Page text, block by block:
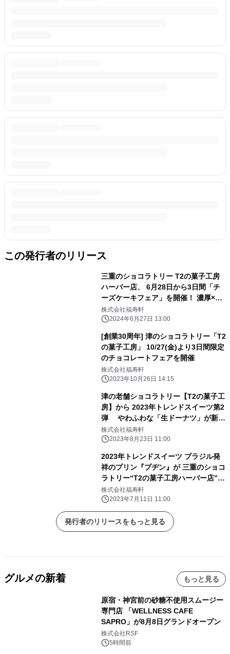
この発行者のリリース
三重のショコラトリー T2の菓子工房
ハーバー店、 6月28日から3日間「チ
ーズケーキフェア」を開催！ 濃厚×爽
やかさを追求したベイクドチーズケー
キ
株式会社福寿軒
2024年6月27日 13:00
[創業30周年] 津のショコラトリー「T2
の菓子工房」 10/27(金)より3日間限定
のチョコレートフェアを開催
株式会社福寿軒
2023年10月26日 14:15
津の老舗ショコラトリー【T2の菓子工
房】から 2023年トレンドスイーツ第2
弾 やわふわな「生ドーナツ」が新登
場
株式会社福寿軒
2023年8月23日 11:00
2023年トレンドスイーツ ブラジル発
祥のプリン『プヂン』が 三重のショコ
ラトリー“T2の菓子工房ハーバー店”に
て 7月11日より新登場！
株式会社福寿軒
2023年7月11日 11:00
発行者のリリースをもっと見る
グルメの新着 もっと見る
原宿・神宮前の砂糖不使用スムージー
専門店 「WELLNESS CAFE
SAPRO」が8月8日グランドオープン
株式会社RSF
5時間前